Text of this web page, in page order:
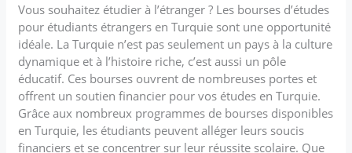
Vous souhaitez étudier à l’étranger ? Les bourses d’études
pour étudiants étrangers en Turquie sont une opportunité
idéale. La Turquie n’est pas seulement un pays à la culture
dynamique et à l’histoire riche, c’est aussi un pôle
éducatif. Ces bourses ouvrent de nombreuses portes et
offrent un soutien financier pour vos études en Turquie.
Grâce aux nombreux programmes de bourses disponibles
en Turquie, les étudiants peuvent alléger leurs soucis
financiers et se concentrer sur leur réussite scolaire. Que